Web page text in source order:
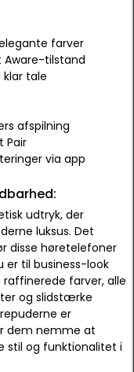
elegante farver
Aware-tilstand
klar tale
afspilning
Pair
via app
udtryk, der
luksus. Det
disse høretelefoner
til business-look
farver, alle
og slidstærke
er
dem nemme at
stil og funktionalitet i